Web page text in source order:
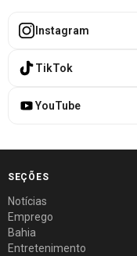
Instagram
TikTok
YouTube
SEÇÕES
Notícias
Emprego
Bahia
Entretenimento